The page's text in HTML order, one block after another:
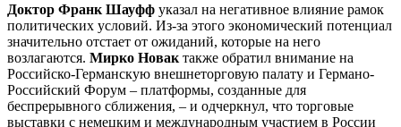
Доктор Франк Шауфф указал на негативное влияние рамок
политических условий. Из-за этого экономический потенциал
значительно отстает от ожиданий, которые на него
возлагаются. Мирко Новак также обратил внимание на
Российско-Германскую внешнеторговую палату и Германо-
Российский Форум – платформы, созданные для
беспрерывного сближения, – и одчеркнул, что торговые
выставки с немецким и международным участием в России